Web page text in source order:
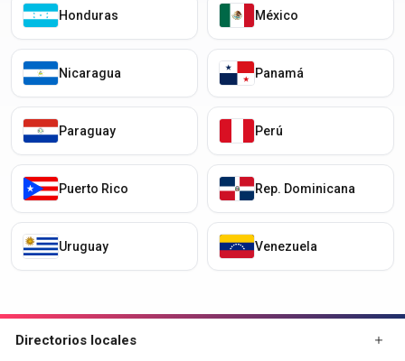
Honduras México
Nicaragua Panamá
Paraguay Perú
Puerto Rico Rep. Dominicana
Uruguay Venezuela
Directorios locales